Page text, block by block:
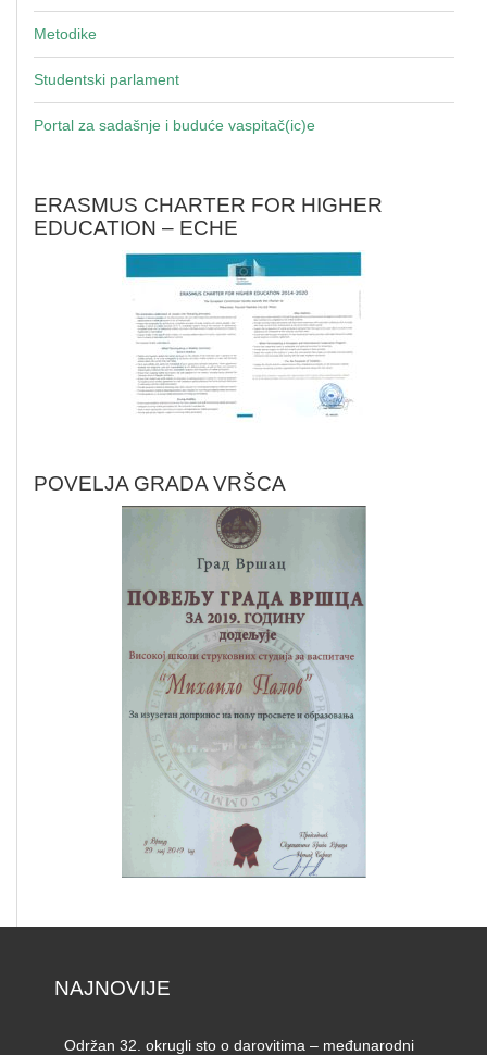
Metodike
Studentski parlament
Portal za sadašnje i buduće vaspitač(ic)e
ERASMUS CHARTER FOR HIGHER
EDUCATION – ECHE
POVELJA GRADA VRŠCA
NAJNOVIJE
Održan 32. okrugli sto o darovitima – međunarodni